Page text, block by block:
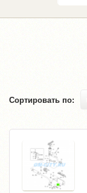
Сортировать по: